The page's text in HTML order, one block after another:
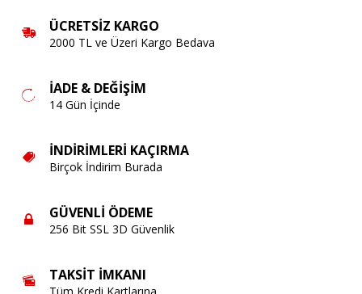
ÜCRETSIZ KARGO
2000 TL ve Üzeri Kargo Bedava
İADE & DEĞIŞIM
14 Gün İçinde
İNDIRIMLERI KAÇIRMA
Birçok İndirim Burada
GÜVENLI ÖDEME
256 Bit SSL 3D Güvenlik
TAKSIT İMKANI